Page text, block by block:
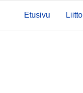
Etusivu Liitto